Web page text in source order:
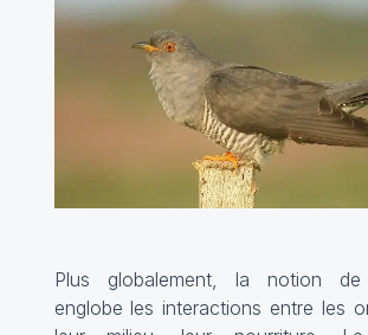
Plus globalement, la notion de
englobe les interactions entre les